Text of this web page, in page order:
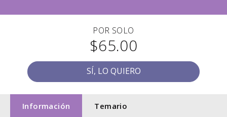
Información Temario
POR SOLO
$65.00
SÍ, LO QUIERO